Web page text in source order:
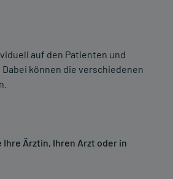
auf den Patienten und
können die verschiedenen
Ärztin, Ihren Arzt oder in